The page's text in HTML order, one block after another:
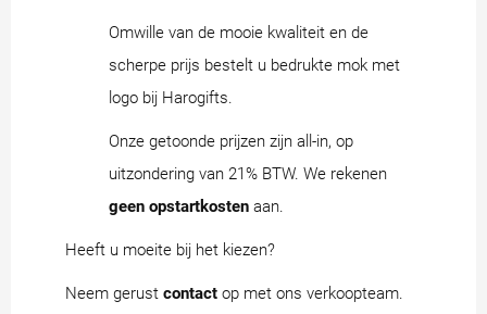
Omwille van de mooie kwaliteit en de
scherpe prijs bestelt u bedrukte mok met
logo bij Harogifts.
Onze getoonde prijzen zijn all-in, op
uitzondering van 21% BTW. We rekenen
geen opstartkosten aan.
Heeft u moeite bij het kiezen?
Neem gerust contact op met ons verkoopteam.